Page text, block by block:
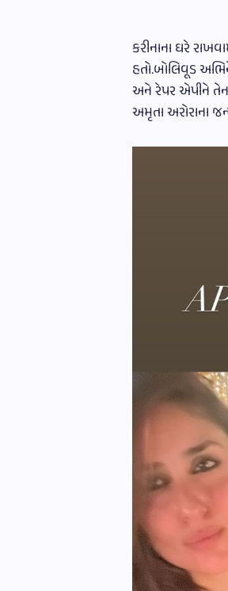
કરીનાના ઘરે
હતો.બોલિવૂડ
અને રેપર એપીને
અમૃતા અરોરાના